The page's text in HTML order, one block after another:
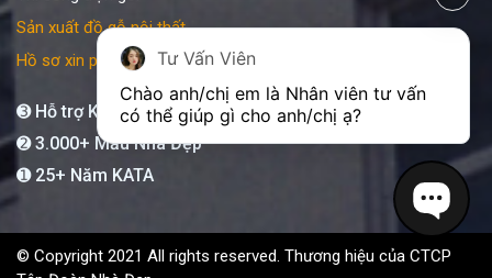
Sản xuất đồ gỗ nội thất
Hồ sơ xin phép xây dựng
➌ Hỗ trợ KATA 24/7
➋ 3.000+ Mẫu Nhà Đẹp
➊ 25+ Năm KATA
© Copyright 2021 All rights reserved. Thương hiệu của CTCP
Tư Vấn Viên
Chào anh/chị em là Nhân viên tư vấn
có thể giúp gì cho anh/chị ạ?